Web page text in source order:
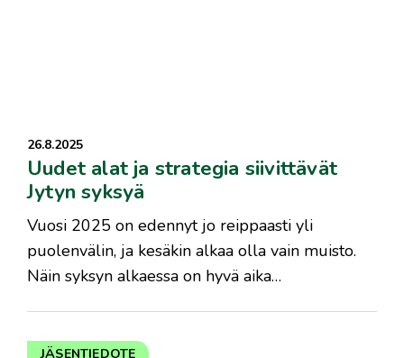
26.8.2025
Uudet alat ja strategia siivittävät
Jytyn syksyä
Vuosi 2025 on edennyt jo reippaasti yli
puolenvälin, ja kesäkin alkaa olla vain muisto.
Näin syksyn alkaessa on hyvä aika…
JÄSENTIEDOTE